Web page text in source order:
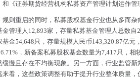
《证券期货经营机构私募资产管理计划运作
则重启的同时，私募股权基金行业也从多而
管理人12,893家，存量私募基金管理人总数
金54,648只，存量规模人民币143,320.87亿
，新备案私募股权基金数量为7,417只，
缓慢且存在不均衡现象。另一方面，行业监管
看，这些政策调整有助于提升行业整体质量，